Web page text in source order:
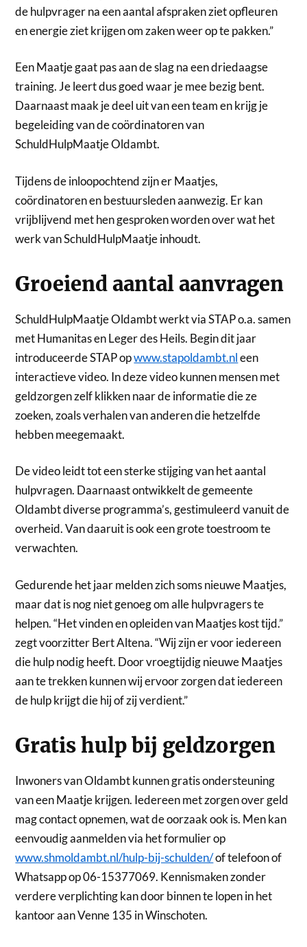
de hulpvrager na een aantal afspraken ziet opfleuren
en energie ziet krijgen om zaken weer op te pakken.”
Een Maatje gaat pas aan de slag na een driedaagse
training. Je leert dus goed waar je mee bezig bent.
Daarnaast maak je deel uit van een team en krijg je
begeleiding van de coördinatoren van
SchuldHulpMaatje Oldambt.
Tijdens de inloopochtend zijn er Maatjes,
coördinatoren en bestuursleden aanwezig. Er kan
vrijblijvend met hen gesproken worden over wat het
werk van SchuldHulpMaatje inhoudt.
Groeiend aantal aanvragen
SchuldHulpMaatje Oldambt werkt via STAP o.a. samen
met Humanitas en Leger des Heils. Begin dit jaar
introduceerde STAP opwww.stapoldambt.nleen
interactieve video. In deze video kunnen mensen met
geldzorgen zelf klikken naar de informatie die ze
zoeken, zoals verhalen van anderen die hetzelfde
hebben meegemaakt.
De video leidt tot een sterke stijging van het aantal
hulpvragen. Daarnaast ontwikkelt de gemeente
Oldambt diverse programma’s, gestimuleerd vanuit de
overheid. Van daaruit is ook een grote toestroom te
verwachten.
Gedurende het jaar melden zich soms nieuwe Maatjes,
maar dat is nog niet genoeg om alle hulpvragers te
helpen. “Het vinden en opleiden van Maatjes kost tijd.”
zegt voorzitter Bert Altena. “Wij zijn er voor iedereen
die hulp nodig heeft. Door vroegtijdig nieuwe Maatjes
aan te trekken kunnen wij ervoor zorgen dat iedereen
de hulp krijgt die hij of zij verdient.”
Gratis hulp bij geldzorgen
Inwoners van Oldambt kunnen gratis ondersteuning
van een Maatje krijgen. Iedereen met zorgen over geld
mag contact opnemen, wat de oorzaak ook is. Men kan
eenvoudig aanmelden via het formulier op
www.shmoldambt.nl/hulp-bij-schulden/of telefoon of
Whatsapp op 06-15377069. Kennismaken zonder
verdere verplichting kan door binnen te lopen in het
kantoor aan Venne 135 in Winschoten.